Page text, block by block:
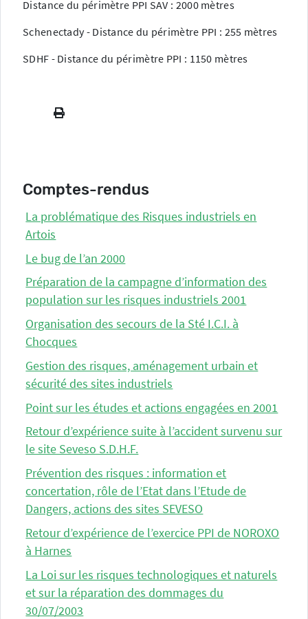
Distance du périmètre PPI SAV : 2000 mètres
Schenectady - Distance du périmètre PPI : 255 mètres
SDHF - Distance du périmètre PPI : 1150 mètres
Comptes-rendus
La problématique des Risques industriels en
Artois
Le bug de l’an 2000
Préparation de la campagne d’information des
population sur les risques industriels 2001
Organisation des secours de la Sté I.C.I. à
Chocques
Gestion des risques, aménagement urbain et
sécurité des sites industriels
Point sur les études et actions engagées en 2001
Retour d’expérience suite à l’accident survenu sur
le site Seveso S.D.H.F.
Prévention des risques : information et
concertation, rôle de l’Etat dans l’Etude de
Dangers, actions des sites SEVESO
Retour d’expérience de l’exercice PPI de NOROXO
à Harnes
La Loi sur les risques technologiques et naturels
et sur la réparation des dommages du
30/07/2003